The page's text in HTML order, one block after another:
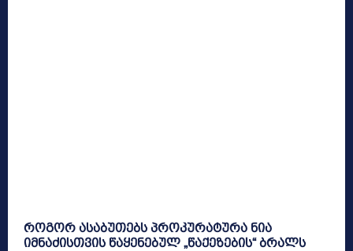
როგორ ასაბუთებს პროკურატურა ნია
იმნაძისთვის წაყენებულ „წაქეზების“ ბრალს